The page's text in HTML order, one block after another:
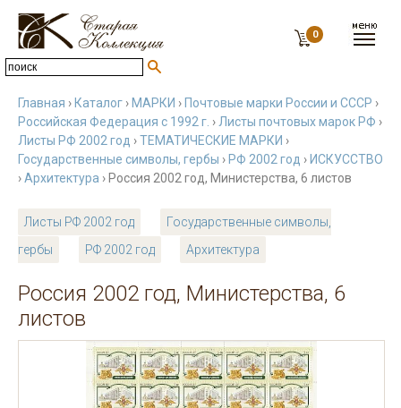
0
Главная › Каталог › МАРКИ › Почтовые марки России и СССР ›
Российская Федерация с 1992 г. › Листы почтовых марок РФ ›
Листы РФ 2002 год ›ТЕМАТИЧЕСКИЕ МАРКИ ›
Государственные символы, гербы › РФ 2002 год › ИСКУССТВО
›Архитектура › Россия 2002 год, Министерства, 6 листов
Листы РФ 2002 год
Государственные символы,
гербы
РФ 2002 год Архитектура
Россия 2002 год, Министерства, 6
листов